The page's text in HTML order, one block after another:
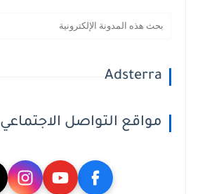
Adsterra
مواقع التواصل الاجتماعي